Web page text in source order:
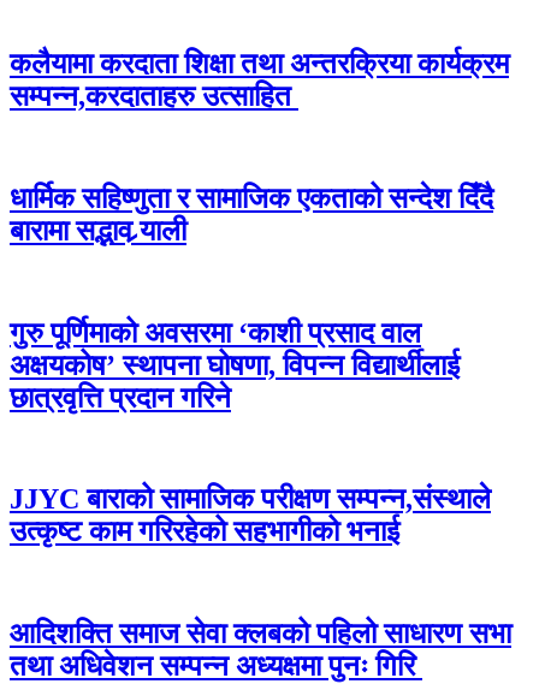
कलैयामा करदाता शिक्षा तथा अन्तरक्रिया कार्यक्रम
सम्पन्न,करदाताहरु उत्साहित
धार्मिक सहिष्णुता र सामाजिक एकताको सन्देश दिँदै
बारामा सद्भाव र्‍याली
गुरु पूर्णिमाको अवसरमा ‘काशी प्रसाद वाल
अक्षयकोष’ स्थापना घोषणा, विपन्न विद्यार्थीलाई
छात्रवृत्ति प्रदान गरिने
JJYC बाराको सामाजिक परीक्षण सम्पन्न,संस्थाले
उत्कृष्ट काम गरिरहेको सहभागीको भनाई
आदिशक्ति समाज सेवा क्लबको पहिलो साधारण सभा
तथा अधिवेशन सम्पन्न अध्यक्षमा पुनः गिरि